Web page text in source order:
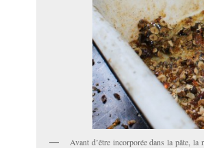
Avant d’être incorporée dans la pâte,